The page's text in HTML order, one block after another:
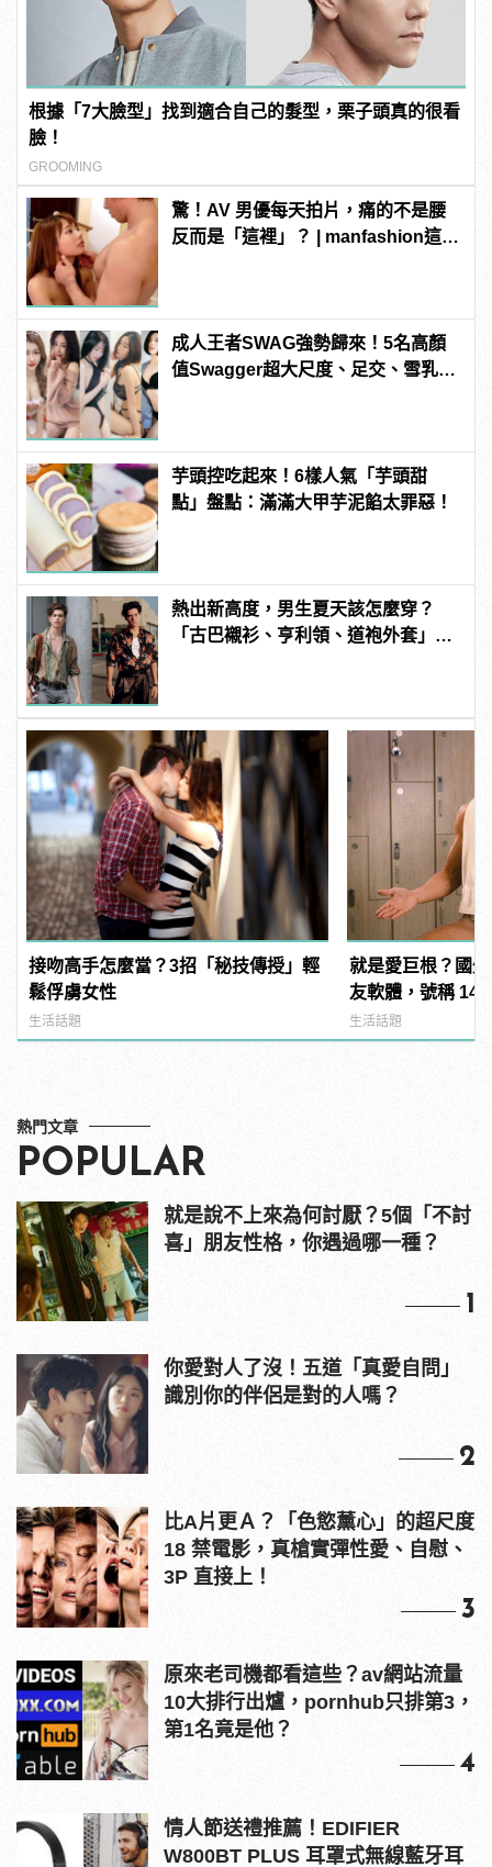
根據「7大臉型」找到適合自己的髮型，栗子頭真的很看
臉！
GROOMING
驚！AV 男優每天拍片，痛的不是腰
反而是「這裡」？ | manfashion這樣
成人王者SWAG強勢歸來！5名高顏
值Swagger超大尺度、足交、雪乳、
芋頭控吃起來！6樣人氣「芋頭甜
點」盤點：滿滿大甲芋泥餡太罪惡！
熱出新高度，男生夏天該怎麼穿？
「古巴襯衫、亨利領、道袍外套」3
接吻高手怎麼當？3招「秘技傳授」輕
鬆俘虜女性
生活話題
就是愛巨根？國
友軟體，號稱
過？
生活話題
熱門文章
POPULAR
就是說不上來為何討厭？5個「不討
喜」朋友性格，你遇過哪一種？
1
你愛對人了沒！五道「真愛自問」
識別你的伴侶是對的人嗎？
2
比A片更Ａ？「色慾薰心」的超尺度
18 禁電影，真槍實彈性愛、自慰、
3P 直接上！
3
原來老司機都看這些？av網站流量
10大排行出爐，pornhub只排第3，
第1名竟是他？
4
情人節送禮推薦！EDIFIER
W800BT PLUS 耳罩式無線藍牙耳